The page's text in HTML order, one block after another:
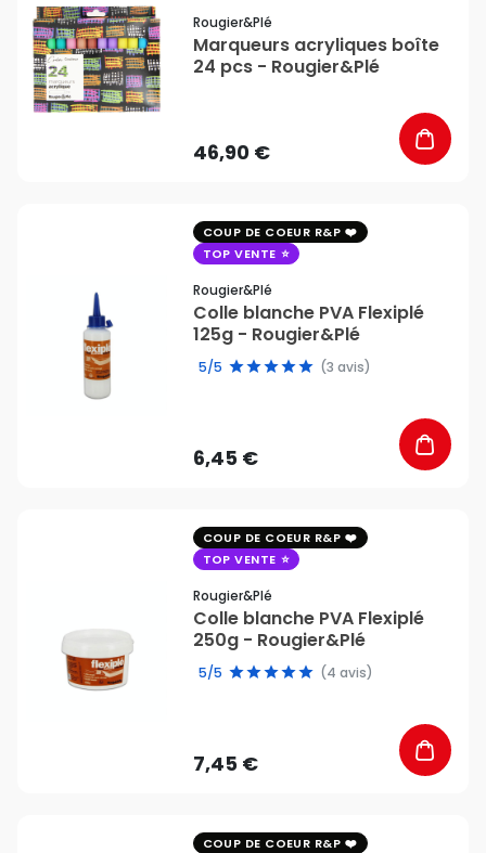
Rougier&plé
Marqueurs acryliques boîte
24 pcs - Rougier&Plé
46,90 €
COUP DE COEUR R&P
TOP VENTE
Rougier&plé
Colle blanche PVA Flexiplé
125g - Rougier&Plé
5/5 (3 avis)
6,45 €
COUP DE COEUR R&P
TOP VENTE
Rougier&plé
Colle blanche PVA Flexiplé
250g - Rougier&Plé
5/5 (4 avis)
7,45 €
COUP DE COEUR R&P